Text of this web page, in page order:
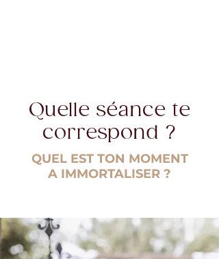
Quelle séance te
correspond ?
QUEL EST TON MOMENT
A IMMORTALISER ?